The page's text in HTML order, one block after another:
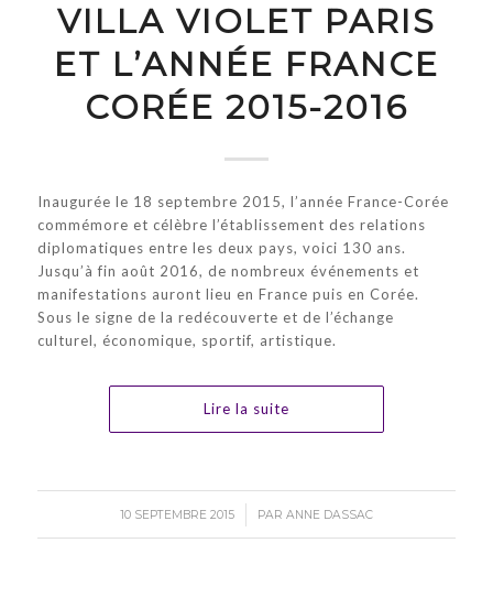
VILLA VIOLET PARIS
ET L’ANNÉE FRANCE
CORÉE 2015-2016
Inaugurée le 18 septembre 2015, l’année France-Corée
commémore et célèbre l’établissement des relations
diplomatiques entre les deux pays, voici 130 ans.
Jusqu’à fin août 2016, de nombreux événements et
manifestations auront lieu en France puis en Corée.
Sous le signe de la redécouverte et de l’échange
culturel, économique, sportif, artistique.
Lire la suite
10 SEPTEMBRE 2015
/ PAR ANNE DASSAC